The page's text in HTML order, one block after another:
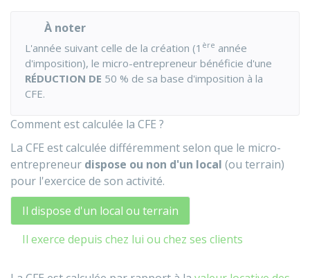
À noter
L'année suivant celle de la création (1 ère année
d'imposition), le micro-entrepreneur bénéficie d'une
RÉDUCTION DE 50 % de sa base d'imposition à la
CFE.
Comment est calculée la CFE ?
La CFE est calculée différemment selon que le micro-
entrepreneur dispose ou non d'un local (ou terrain)
pour l'exercice de son activité.
Il dispose d'un local ou terrain
Il exerce depuis chez lui ou chez ses clients